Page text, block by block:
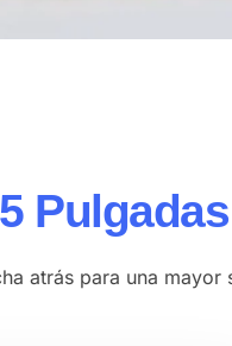
Pulgadas
atrás para una mayor